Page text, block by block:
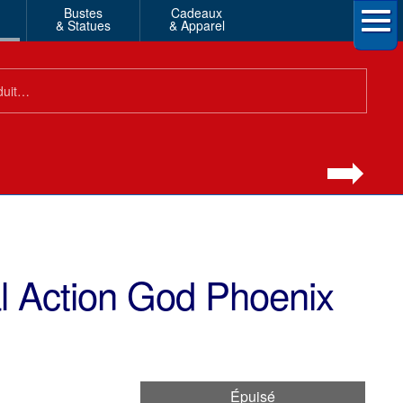
Bustes
& Statues
Cadeaux
& Apparel
Action God Phoenix
Épuisé